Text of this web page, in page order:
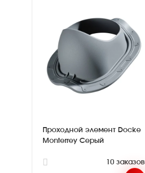
Проходной элемент Docke
Monterrey Серый
10 заказов